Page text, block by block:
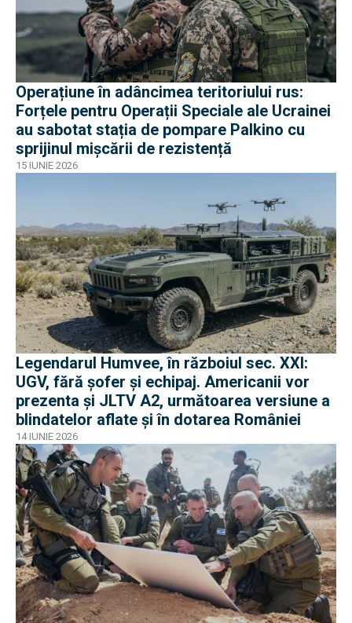
Operațiune în adâncimea teritoriului rus:
Forțele pentru Operații Speciale ale Ucrainei
au sabotat stația de pompare Palkino cu
sprijinul mișcării de rezistență
15 IUNIE 2026
Legendarul Humvee, în războiul sec. XXI:
UGV, fără șofer și echipaj. Americanii vor
prezenta și JLTV A2, următoarea versiune a
blindatelor aflate și în dotarea României
14 IUNIE 2026